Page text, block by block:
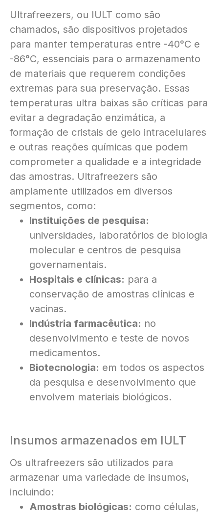
Ultrafreezers, ou IULT como são
chamados, são dispositivos projetados
para manter temperaturas entre -40°C e
-86°C, essenciais para o armazenamento
de materiais que requerem condições
extremas para sua preservação. Essas
temperaturas ultra baixas são críticas para
evitar a degradação enzimática, a
formação de cristais de gelo intracelulares
e outras reações químicas que podem
comprometer a qualidade e a integridade
das amostras. Ultrafreezers são
amplamente utilizados em diversos
segmentos, como:
Instituições de pesquisa:
universidades, laboratórios de biologia
molecular e centros de pesquisa
governamentais.
Hospitais e clínicas: para a
conservação de amostras clínicas e
vacinas.
Indústria farmacêutica: no
desenvolvimento e teste de novos
medicamentos.
Biotecnologia: em todos os aspectos
da pesquisa e desenvolvimento que
envolvem materiais biológicos.
Insumos armazenados em IULT
Os ultrafreezers são utilizados para
armazenar uma variedade de insumos,
incluindo:
Amostras biológicas: como células,